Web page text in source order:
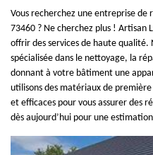
Vous recherchez une entreprise
73460 ? Ne cherchez plus ! Artisan
offrir des services de haute
spécialisée dans le nettoyage, la
donnant à votre bâtiment une
utilisons des matériaux de
et efficaces pour vous assurer des
dès aujourd’hui pour une